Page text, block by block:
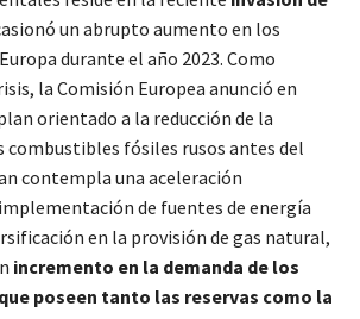
un abrupto aumento en los
durante el año 2023. Como
la Comisión Europea anunció en
orientado a la reducción de la
combustibles fósiles rusos antes del
contempla una aceleración
de fuentes de energía
en la provisión de gas natural,
incremento en la demanda de los
poseen tanto las reservas como la